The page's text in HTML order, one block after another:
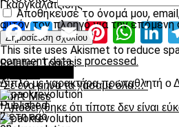
Γκαργκαλατζίδης
Facebook
Twitter
Email
Related Topics:
“Σε ένα μήνα τα χάσαμε όλα…”
Don't Miss
“Αποδείχθηκε ότι τίποτε δεν είναι
Αποθήκευσε το όνομά μου,
αυτόν τον πλοηγό για την
This site uses Akismet to reduce
comment data is processed.
Διπλό με χαρακτήρα πρωταθλητή ο
Published
2 έτη ago